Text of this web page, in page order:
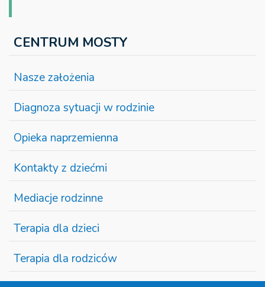
CENTRUM MOSTY
Nasze założenia
Diagnoza sytuacji w rodzinie
Opieka naprzemienna
Kontakty z dziećmi
Mediacje rodzinne
Terapia dla dzieci
Terapia dla rodziców